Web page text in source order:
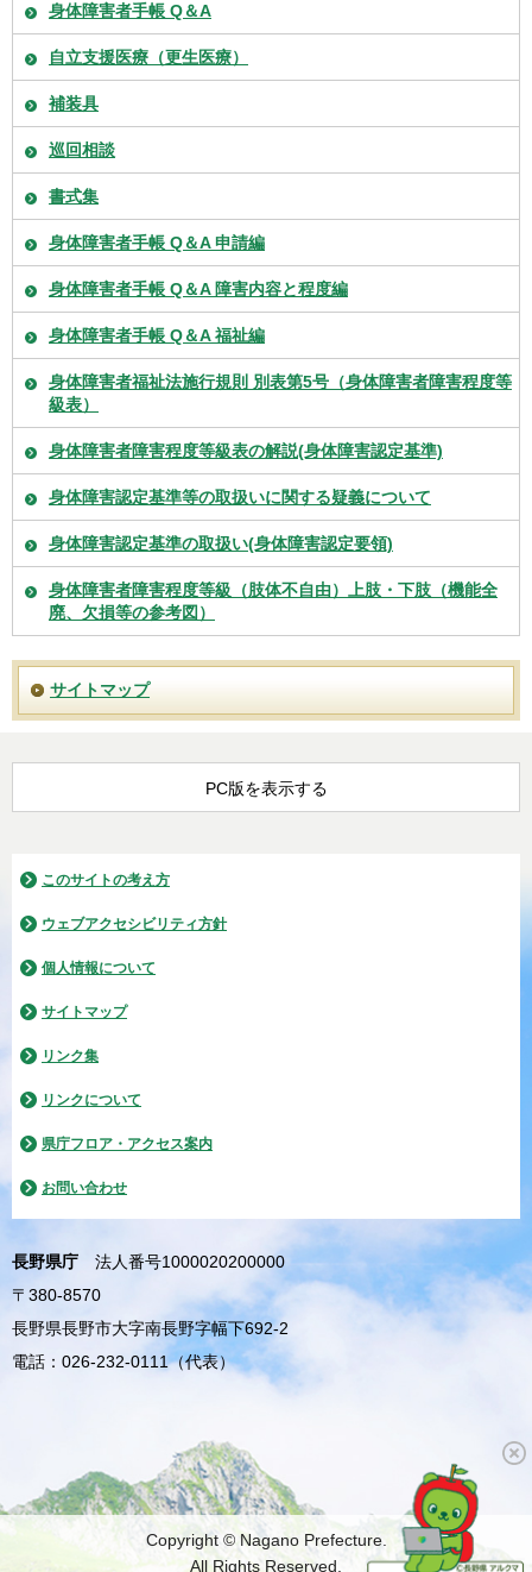
身体障害者手帳 Q＆A
自立支援医療（更生医療）
補装具
巡回相談
書式集
身体障害者手帳 Q＆A 申請編
身体障害者手帳 Q＆A 障害内容と程度編
身体障害者手帳 Q＆A 福祉編
身体障害者福祉法施行規則 別表第5号（身体障害者障害程度等
級表）
身体障害者障害程度等級表の解説(身体障害認定基準)
身体障害認定基準等の取扱いに関する疑義について
身体障害認定基準の取扱い(身体障害認定要領)
身体障害者障害程度等級（肢体不自由）上肢・下肢（機能全
廃、欠損等の参考図）
サイトマップ
PC版を表示する
このサイトの考え方
ウェブアクセシビリティ方針
個人情報について
サイトマップ
リンク集
リンクについて
県庁フロア・アクセス案内
お問い合わせ
長野県庁
法人番号1000020200000
〒380-8570
長野県長野市大字南長野字幅下692-2
電話：026-232-0111（代表）
Copyright © Nagano Prefecture.
All Rights Reserved.